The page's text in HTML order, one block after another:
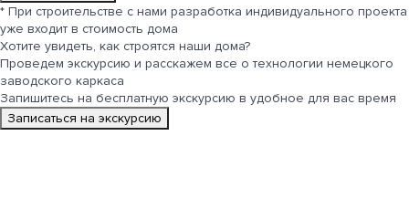
* При строительстве с нами разработка индивидуального проекта
уже входит в стоимость дома
Хотите увидеть, как строятся наши дома?
Проведем экскурсию и расскажем все о технологии немецкого
заводского каркаса
Запишитесь на бесплатную экскурсию в удобное для вас время
Записаться на экскурсию